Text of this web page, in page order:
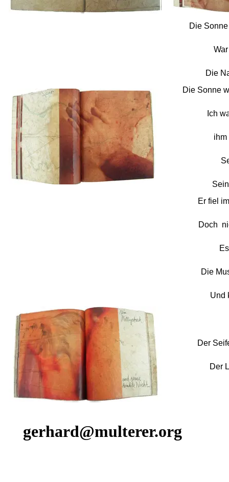
Die
War
Die
Die Sonne
Ich war
ihm
Er fiel
Doch
Es
Die
Und
Der
Der
gerhard@multerer.org